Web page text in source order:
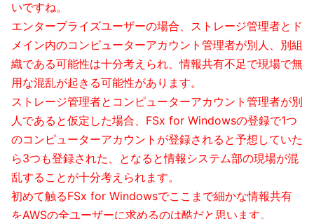
いですね。
エンタープライズユーザーの場合、ストレージ管理者とド
メイン内のコンピューターアカウント管理者が別人、別組
織である可能性は十分考えられ、情報共有不足で現場で無
用な混乱が起きる可能性があります。
ストレージ管理者とコンピューターアカウント管理者が別
人であると仮定した場合、FSx for Windowsの登録で1つ
のコンピューターアカウントが登録されると予想していた
ら3つも登録された、となると情報システム部の現場が混
乱することが十分考えられます。
初めて触るFSx for Windowsでここまで細かな情報共有
をAWSの全ユーザーに求めるのは酷だと思います。